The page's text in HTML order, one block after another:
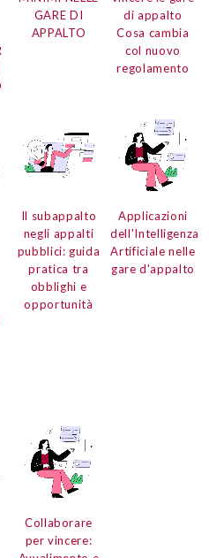
GARE DI
APPALTO
di appalto
Cosa cambia
col nuovo
regolamento
Il subappalto
negli appalti
pubblici: guida
pratica tra
obblighi e
opportunità
Applicazioni
dell'Intelligenza
Artificialenelle
gare d'appalto
Collaborare
per vincere: